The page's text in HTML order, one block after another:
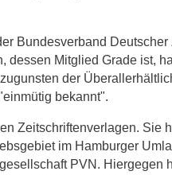
Bundesverband
dessen Mitglied Grade ist,
der
bekannt".
Zeitschriftenverlagen. Sie
im Hamburger
PVN. Hiergegen